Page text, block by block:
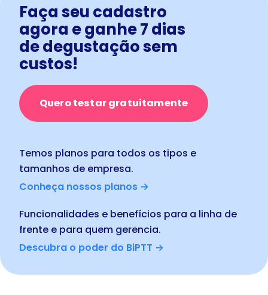
Faça seu cadastro
agora e ganhe 7 dias
de degustação sem
custos!
Quero testar gratuitamente
Temos planos para todos os tipos e
tamanhos de empresa.
Conheça nossos planos →
Funcionalidades e benefícios para a linha de
frente e para quem gerencia.
Descubra o poder do BiPTT →